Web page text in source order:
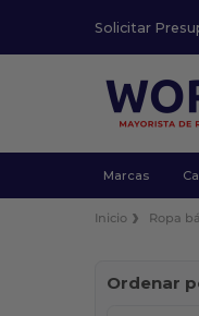
Solicitar
Marcas
Inicio Ropa
Ordenar